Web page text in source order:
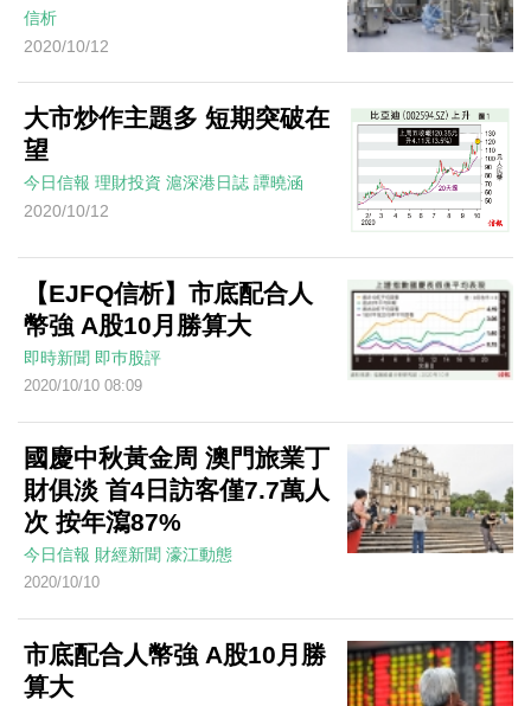
信析
2020/10/12
大市炒作主題多 短期突破在
望
今日信報 理財投資 滬深港日誌 譚曉涵
2020/10/12
【EJFQ信析】市底配合人
幣強 A股10月勝算大
即時新聞 即巿股評
2020/10/10 08:09
國慶中秋黃金周 澳門旅業丁
財俱淡 首4日訪客僅7.7萬人
次 按年瀉87%
今日信報 財經新聞 濠江動態
2020/10/10
市底配合人幣強 A股10月勝
算大